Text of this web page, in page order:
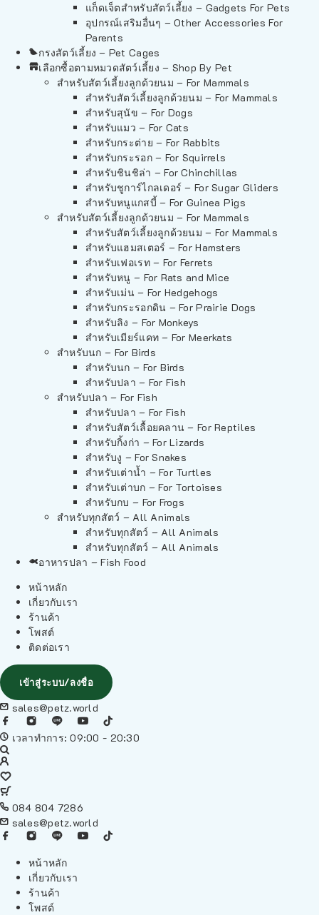
แก็ดเจ็ตสำหรับสัตว์เลี้ยง – Gadgets For Pets
อุปกรณ์เสริมอื่นๆ – Other Accessories For
Parents
กรงสัตว์เลี้ยง – Pet Cages
เลือกซื้อตามหมวดสัตว์เลี้ยง – Shop By Pet
สำหรับสัตว์เลี้ยงลูกด้วยนม – For Mammals
สำหรับสัตว์เลี้ยงลูกด้วยนม – For Mammals
สำหรับสุนัข – For Dogs
สำหรับแมว – For Cats
สำหรับกระต่าย – For Rabbits
สำหรับกระรอก – For Squirrels
สำหรับชินชิล่า – For Chinchillas
สำหรับชูการ์ไกลเดอร์ – For Sugar Gliders
สำหรับหนูแกสบี้ – For Guinea Pigs
สำหรับสัตว์เลี้ยงลูกด้วยนม – For Mammals
สำหรับสัตว์เลี้ยงลูกด้วยนม – For Mammals
สำหรับแฮมสเตอร์ – For Hamsters
สำหรับเฟอเรท – For Ferrets
สำหรับหนู – For Rats and Mice
สำหรับเม่น – For Hedgehogs
สำหรับกระรอกดิน – For Prairie Dogs
สำหรับลิง – For Monkeys
สำหรับเมียร์แคท – For Meerkats
สำหรับนก – For Birds
สำหรับนก – For Birds
สำหรับปลา – For Fish
สำหรับปลา – For Fish
สำหรับปลา – For Fish
สำหรับสัตว์เลื้อยคลาน – For Reptiles
สำหรับกิ้งก่า – For Lizards
สำหรับงู – For Snakes
สำหรับเต่าน้ำ – For Turtles
สำหรับเต่าบก – For Tortoises
สำหรับกบ – For Frogs
สำหรับทุกสัตว์ – All Animals
สำหรับทุกสัตว์ – All Animals
สำหรับทุกสัตว์ – All Animals
อาหารปลา – Fish Food
หน้าหลัก
เกี่ยวกับเรา
ร้านค้า
โพสต์
ติดต่อเรา
เข้าสู่ระบบ/ลงชื่อ
sales@petz.world
เวลาทำการ: 09:00 - 20:30
084 804 7286
sales@petz.world
หน้าหลัก
เกี่ยวกับเรา
ร้านค้า
โพสต์